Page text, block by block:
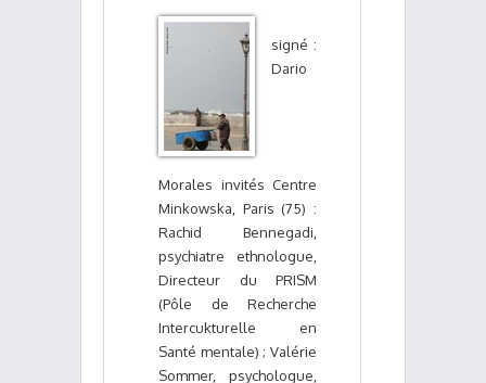
signé :
Dario
Morales invités Centre
Minkowska, Paris (75) :
Rachid Bennegadi,
psychiatre ethnologue,
Directeur du PRISM
(Pôle de Recherche
Intercukturelle en
Santé mentale) ; Valérie
Sommer, psychologue,